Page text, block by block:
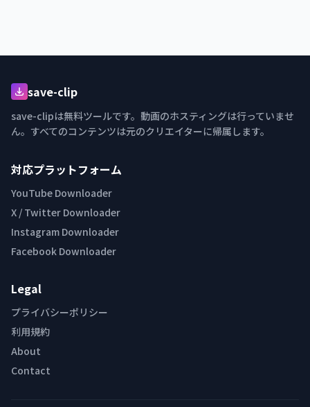
save-clip
save-clipは無料ツールです。動画のホスティングは行っていませ
ん。すべてのコンテンツは元のクリエイターに帰属します。
対応プラットフォーム
YouTube Downloader
X / Twitter Downloader
Instagram Downloader
Facebook Downloader
Legal
プライバシーポリシー
利用規約
About
Contact